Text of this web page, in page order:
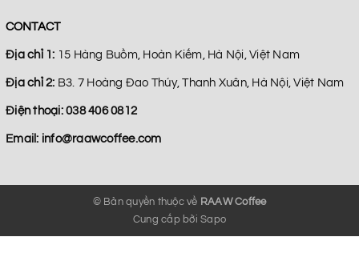
CONTACT
Địa chỉ 1: 15 Hàng Buồm, Hoàn Kiếm, Hà Nội, Việt Nam
Địa chỉ 2: B3. 7 Hoàng Đao Thúy, Thanh Xuân, Hà Nội, Việt Nam
Điện thoại: 038 406 0812
Email: info@raawcoffee.com
© Bản quyền thuộc về RAAW Coffee
Cung cấp bởiSapo